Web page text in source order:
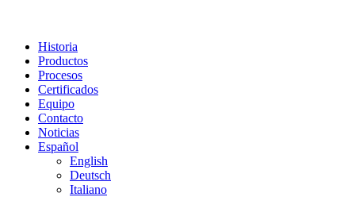
Historia
Productos
Procesos
Certificados
Equipo
Contacto
Noticias
Español
English
Deutsch
Italiano